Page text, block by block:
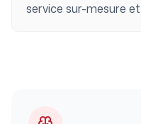
service sur-mesure